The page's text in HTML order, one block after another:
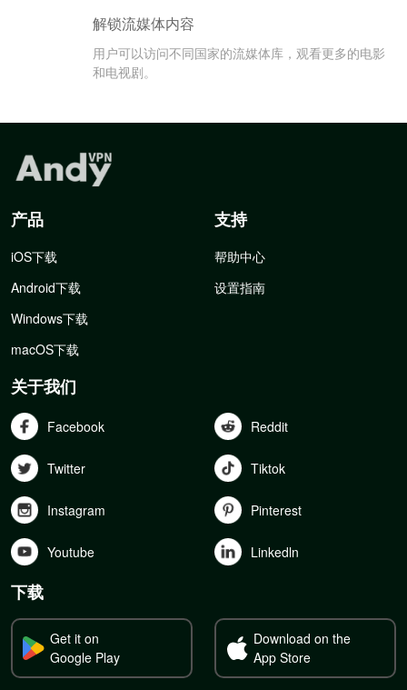
解锁流媒体内容
用户可以访问不同国家的流媒体库，观看更多的电影
和电视剧。
产品
iOS下载
Android下载
Windows下载
macOS下载
支持
帮助中心
设置指南
关于我们
Facebook Reddit
Twitter Tiktok
Instagram Pinterest
Youtube Linkedln
下载
Get it on
Google Play
Download on the
App Store